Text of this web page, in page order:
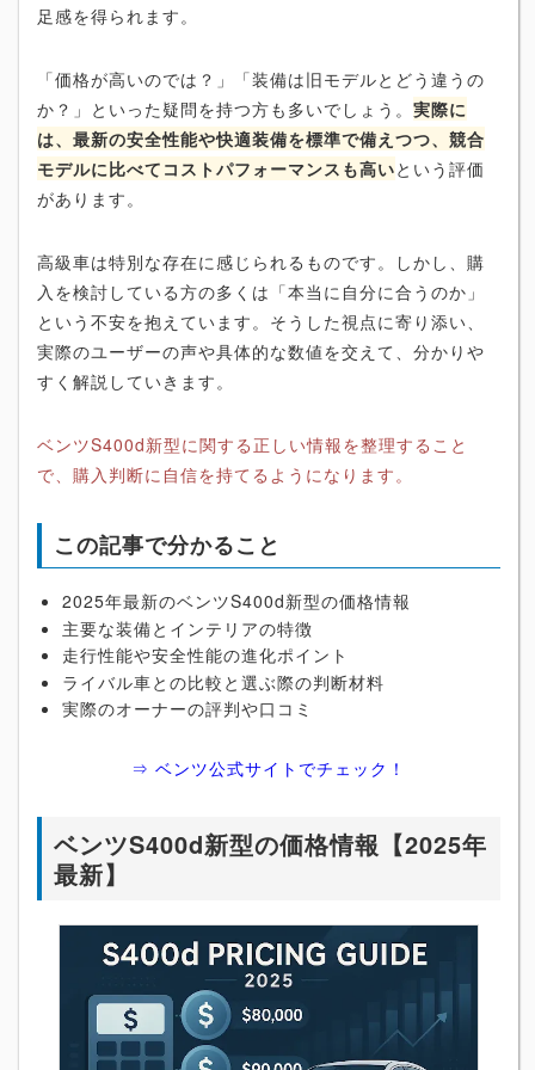
足感を得られます。
「価格が高いのでは？」「装備は旧モデルとどう違うの
か？」といった疑問を持つ方も多いでしょう。 実際に
は、最新の安全性能や快適装備を標準で備えつつ、競合
モデルに比べてコストパフォーマンスも高いという評価
があります。
高級車は特別な存在に感じられるものです。しかし、購
入を検討している方の多くは「本当に自分に合うのか」
という不安を抱えています。そうした視点に寄り添い、
実際のユーザーの声や具体的な数値を交えて、分かりや
すく解説していきます。
ベンツS400d新型に関する正しい情報を整理すること
で、購入判断に自信を持てるようになります。
この記事で分かること
2025年最新のベンツS400d新型の価格情報
主要な装備とインテリアの特徴
走行性能や安全性能の進化ポイント
ライバル車との比較と選ぶ際の判断材料
実際のオーナーの評判や口コミ
⇒ ベンツ公式サイトでチェック！
ベンツS400d新型の価格情報【2025年
最新】